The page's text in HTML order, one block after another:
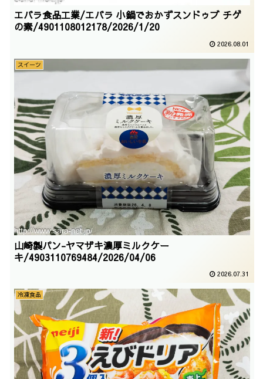
エバラ食品工業/エバラ 小鍋でおかずスンドゥブ チゲ
の素/4901108012178/2026/1/20
2026.08.01
スイーツ
山崎製パン-ヤマザキ濃厚ミルクケー
キ/4903110769484/2026/04/06
2026.07.31
冷凍食品